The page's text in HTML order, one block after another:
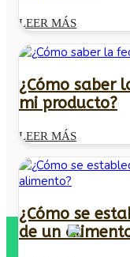
LEER MÁS
¿Cómo saber
mi producto?
LEER MÁS
¿Cómo se
de un